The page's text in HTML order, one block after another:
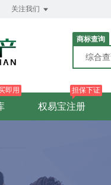
关注我们
商标查询
综合
即用
权易宝注册
担保下证